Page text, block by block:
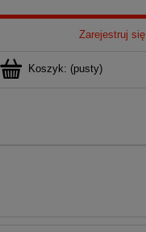
Zarejestruj się
Koszyk: (pusty)